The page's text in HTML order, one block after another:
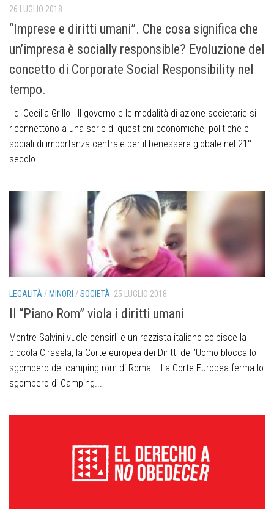
26 LUGLIO 2018
“Imprese e diritti umani”. Che cosa significa che
un’impresa è socially responsible? Evoluzione del
concetto di Corporate Social Responsibility nel
tempo.
di Cecilia Grillo Il governo e le modalità di azione societarie si
riconnettono a una serie di questioni economiche, politiche e
sociali di importanza centrale per il benessere globale nel 21°
secolo....
LEGALITÀ / MINORI /SOCIETÀ 25 LUGLIO 2018
Il “Piano Rom” viola i diritti umani
Mentre Salvini vuole censirli e un razzista italiano colpisce la
piccola Cirasela, la Corte europea dei Diritti dell’Uomo blocca lo
sgombero del camping rom di Roma. La Corte Europea ferma lo
sgombero di Camping...